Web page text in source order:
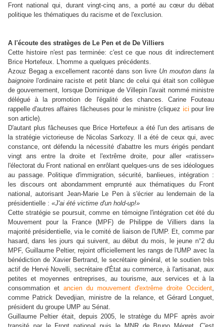
Front national qui, durant vingt-cinq ans, a porté au cœur du débat
politique les thématiques du racisme et de l'exclusion.
A l'écoute des stratèges de Le Pen et de De Villiers
Cette histoire n'est pas terminée: c'est ce que nous dit indirectement
Brice Hortefeux. L'homme a quelques précédents.
Azouz Begag a excellement raconté dans son livre Un mouton dans la
baignoire l'ordinaire raciste et petit blanc de celui qui était son collègue
de gouvernement, lorsque Dominique de Villepin l'avait nommé ministre
délégué à la promotion de l'égalité des chances. Carine Fouteau
rappelle d'autres affaires fâcheuses pour le ministre (cliquez ici pour lire
son article).
D'autant plus fâcheuses que Brice Hortefeux a été l'un des artisans de
la stratégie victorieuse de Nicolas Sarkozy. Il a été de ceux qui, avec
constance, ont défendu la nécessité d'abattre les murs érigés pendant
vingt ans entre la droite et l'extrême droite, pour aller «ratisser»
l'électorat du Front national en enrôlant quelques-uns de ses idéologues
au passage. Politique d'immigration, sécurité, banlieues, intégration :
les discours ont abondamment emprunté aux thématiques du Front
national, autorisant Jean-Marie Le Pen à s'écrier au lendemain de la
présidentielle : «J'ai été victime d'un hold-up!»
Cette stratégie se poursuit, comme en témoigne l'intégration cet été du
Mouvement pour la France (MPF) de Philippe de Villiers dans la
majorité présidentielle, via le comité de liaison de l'UMP. Et, comme par
hasard, dans les jours qui suivent, au début du mois, le jeune n°2 du
MPF, Guillaume Peltier, rejoint officiellement les rangs de l'UMP avec la
bénédiction de Xavier Bertrand, le secrétaire général, et le soutien très
actif de Hervé Novelli, secrétaire d'État au commerce, à l'artisanat, aux
petites et moyennes entreprises, au tourisme, aux services et à la
consommation et ancien du mouvement d'extrême droite Occident,
comme Patrick Devedjian, ministre de la relance, et Gérard Longuet,
président du groupe UMP au Sénat.
Guillaume Peltier était, depuis 2005, le stratège du MPF après avoir